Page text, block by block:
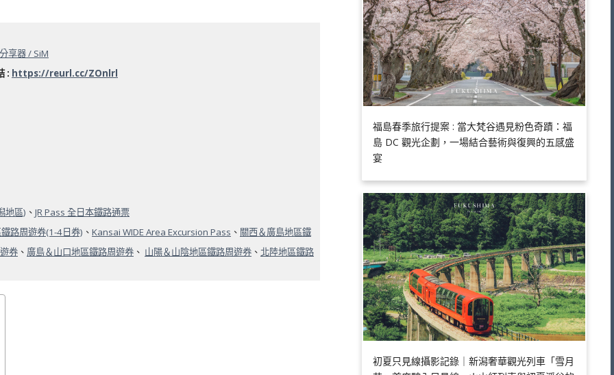
享器 / SiM
: https://reurl.cc/ZOnlrl
地區) 、 JR Pass 全日本鐵路通票
路周遊券(1-4日券) 、 Kansai WIDE Area Excursion Pass 、 關西＆廣島地區鐵
券 、 廣島＆山口地區鐵路周遊券 、 山陽＆山陰地區鐵路周遊券 、 北陸地區鐵路
福島春季旅行提案 : 當大梵谷遇見粉色奇蹟：福
島 DC 觀光企劃，一場結合藝術與復興的五感盛
宴
初夏只見線攝影記錄｜新潟奢華觀光列車「雪月